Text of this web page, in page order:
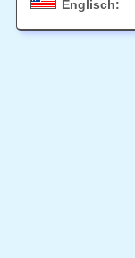
Englisch: